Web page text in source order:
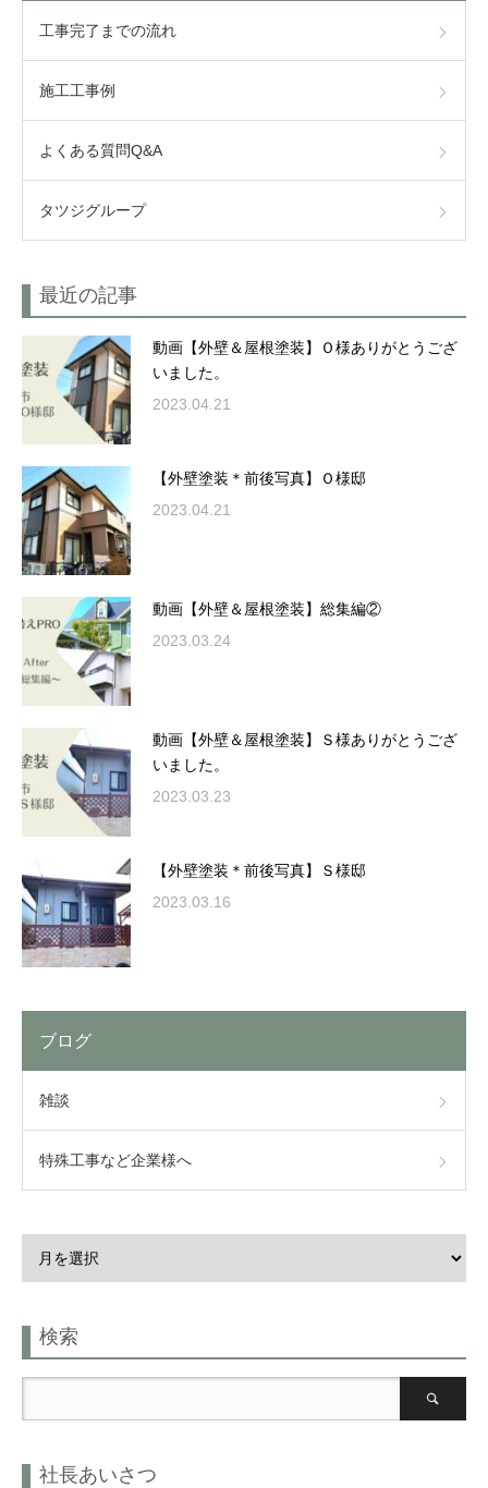
工事完了までの流れ
施工工事例
よくある質問Q&A
タツジグループ
最近の記事
動画【外壁＆屋根塗装】Ｏ様ありがとうござ
いました。
2023.04.21
【外壁塗装＊前後写真】Ｏ様邸
2023.04.21
動画【外壁＆屋根塗装】総集編②
2023.03.24
動画【外壁＆屋根塗装】Ｓ様ありがとうござ
いました。
2023.03.23
【外壁塗装＊前後写真】Ｓ様邸
2023.03.16
ブログ
雑談
特殊工事など企業様へ
検索
社長あいさつ